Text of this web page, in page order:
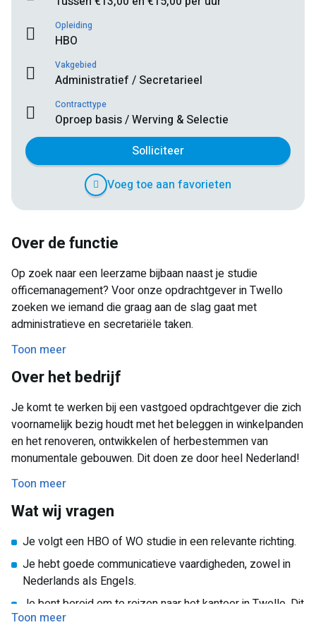
Opleiding
HBO
Vakgebied
Administratief / Secretarieel
Contracttype
Oproep basis / Werving & Selectie
Solliciteer
Voeg toe aan favorieten
Over de functie
Op zoek naar een leerzame bijbaan naast je studie
officemanagement? Voor onze opdrachtgever in Twello
zoeken we iemand die graag aan de slag gaat met
administratieve en secretariële taken.
Je werkzaamheden bestaan onder andere uit:
Mail beheren en mutaties verwerken
Toegang tot panden regelen
Archief bijwerken en documenten nummeren
Concepten opstellen van huurovereenkomsten en WOZ-
bezwaarschriften
Offertes opvragen, contact met huurders/makelaars
Meterstanden verwerken en contact met
Gemiddeld werk je 12 uur per week (uitbreidbaar tot 24 uur
bij drukte), flexibel in te delen tussen maandag en vrijdag
van 08.30 – 17.00 uur. Je werkt op kantoor in Twello, op
loopafstand van het station.
Toon meer
Over het bedrijf
Je komt te werken bij een vastgoed opdrachtgever die zich
voornamelijk bezig houdt met het beleggen in winkelpanden
en het renoveren, ontwikkelen of herbestemmen van
monumentale gebouwen. Dit doen ze door heel Nederland!
Zij bieden je een unieke kans om ervaring op te doen binnen
een professionele maar toch persoonlijke werkomgeving.
Toon meer
Wat wij vragen
Je volgt een HBO of WO studie in een relevante richting.
Je hebt goede communicatieve vaardigheden, zowel in
Nederlands als Engels.
Je bent bereid om te reizen naar het kantoor in Twello. Dit
is op loopafstand van het station.
Toon meer